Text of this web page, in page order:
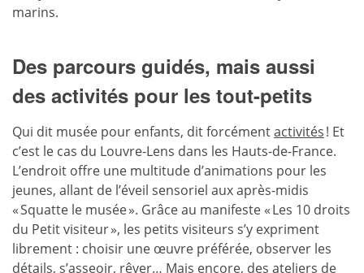
marins.
Des parcours guidés, mais aussi
des activités pour les tout-petits
Qui dit musée pour enfants, dit forcémentactivités! Et
c’est le cas du Louvre-Lens dans les Hauts-de-France.
L’endroit offre une multitude d’animations pour les
jeunes, allant de l’éveil sensoriel aux après-midis
« Squatte le musée ». Grâce au manifeste « Les 10 droits
du Petit visiteur », les petits visiteurs s’y expriment
librement : choisir une œuvre préférée, observer les
détails, s’asseoir, rêver… Mais encore, des ateliers de